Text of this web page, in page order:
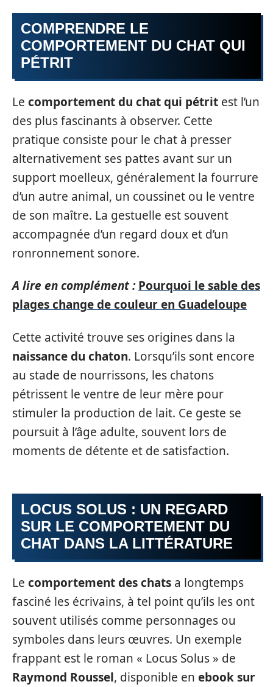
COMPRENDRE LE
COMPORTEMENT DU CHAT QUI
PÉTRIT
Le comportement du chat qui pétrit est l’un
des plus fascinants à observer. Cette
pratique consiste pour le chat à presser
alternativement ses pattes avant sur un
support moelleux, généralement la fourrure
d’un autre animal, un coussinet ou le ventre
de son maître. La gestuelle est souvent
accompagnée d’un regard doux et d’un
ronronnement sonore.
A lire en complément : Pourquoi le sable des
plages change de couleur en Guadeloupe
Cette activité trouve ses origines dans la
naissance du chaton. Lorsqu’ils sont encore
au stade de nourrissons, les chatons
pétrissent le ventre de leur mère pour
stimuler la production de lait. Ce geste se
poursuit à l’âge adulte, souvent lors de
moments de détente et de satisfaction.
LOCUS SOLUS : UN REGARD
SUR LE COMPORTEMENT DU
CHAT DANS LA LITTÉRATURE
Le comportement des chats a longtemps
fasciné les écrivains, à tel point qu’ils les ont
souvent utilisés comme personnages ou
symboles dans leurs œuvres. Un exemple
frappant est le roman « Locus Solus » de
Raymond Roussel, disponible en ebook sur